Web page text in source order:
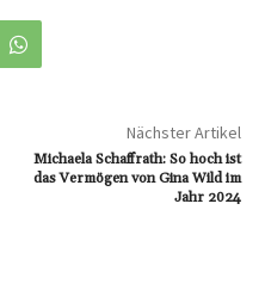
Nächster Artikel
Michaela Schaffrath: So hoch ist
das Vermögen von Gina Wild im
Jahr 2024